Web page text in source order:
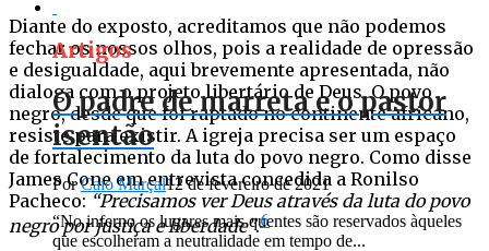
Diante do exposto, acreditamos que não podemos
fechar os nossos olhos, pois a realidade de opressão
e desigualdade, aqui brevemente apresentada, não
dialoga com o projeto libertário de Deus. O povo
negro, desde que foi raptado no continente africano,
resiste para existir. A igreja precisa ser um espaço
de fortalecimento da luta do povo negro. Como disse
James Cone em entrevista concedida a Ronilso
Pacheco: “Precisamos ver Deus através da luta do povo
negro por justiça e liberdade”.6
Artigos
O padre de marreta e o pastor
isentão
PorCaio Marçal12 de fevereiro de 2021
“No inferno os lugares mais quentes são reservados àqueles
que escolheram a neutralidade em tempo de...